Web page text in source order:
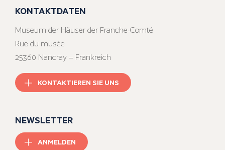
KONTAKTDATEN
Museum der Häuser der Franche-Comté
Rue du musée
25360 Nancray – Frankreich
KONTAKTIEREN SIE UNS
NEWSLETTER
ANMELDEN